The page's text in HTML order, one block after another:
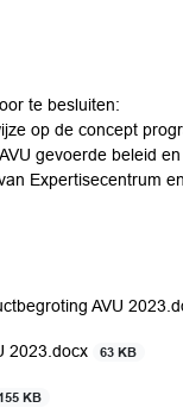
te besluiten:
op de concept
gevoerde beleid
Expertisecentrum
AVU
2023.docx 63 KB
KB